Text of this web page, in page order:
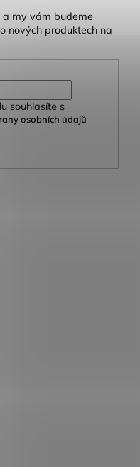
a my vám budeme
nových produktech na
souhlasíte s
osobních údajů